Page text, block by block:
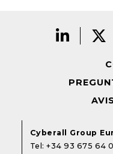
Cyberall Group
Tel:+34 93 675 64